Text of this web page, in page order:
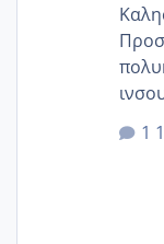
δεν χάνω